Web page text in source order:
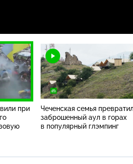
при
Чеченская семья
заброшенный аул в горах
в популярный глэмпинг